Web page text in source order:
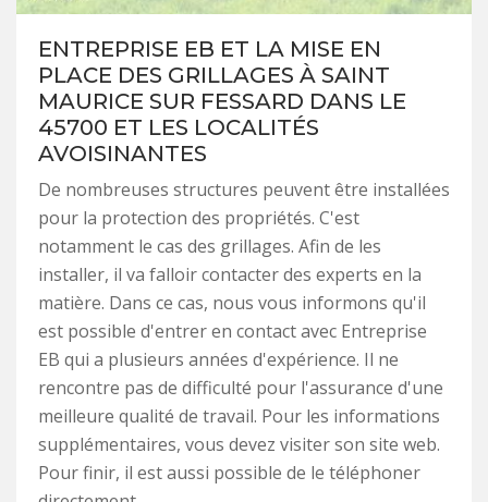
ENTREPRISE EB ET LA MISE EN
PLACE DES GRILLAGES À SAINT
MAURICE SUR FESSARD DANS LE
45700 ET LES LOCALITÉS
AVOISINANTES
De nombreuses structures peuvent être installées
pour la protection des propriétés. C'est
notamment le cas des grillages. Afin de les
installer, il va falloir contacter des experts en la
matière. Dans ce cas, nous vous informons qu'il
est possible d'entrer en contact avec Entreprise
EB qui a plusieurs années d'expérience. Il ne
rencontre pas de difficulté pour l'assurance d'une
meilleure qualité de travail. Pour les informations
supplémentaires, vous devez visiter son site web.
Pour finir, il est aussi possible de le téléphoner